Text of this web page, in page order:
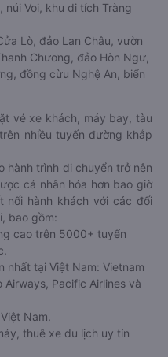
núi Voi, khu di tích Tràng
Lò, đảo Lan Châu, vườn
Chương, đảo Hòn Ngư,
đồng cừu Nghệ An, biển
vé xe khách, máy bay, tàu
nhiều tuyến đường khắp
hành trình di chuyển trở nên
cá nhân hóa hơn bao giờ
nối hành khách với các đối
bao gồm:
cao trên 5000+ tuyến
nhất tại Việt Nam: Vietnam
Airways, Pacific Airlines và
Nam.
thuê xe du lịch uy tín